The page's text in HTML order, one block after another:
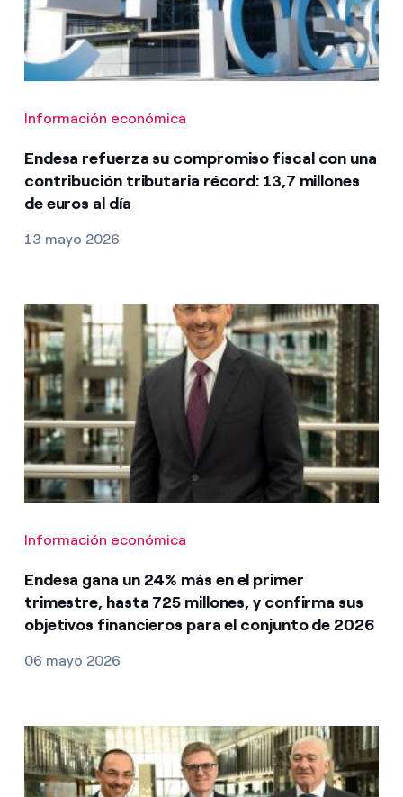
Información económica
Endesa refuerza su compromiso fiscal con una
contribución tributaria récord: 13,7 millones
de euros al día
13 mayo 2026
Información económica
Endesa gana un 24% más en el primer
trimestre, hasta 725 millones, y confirma sus
objetivos financieros para el conjunto de 2026
06 mayo 2026